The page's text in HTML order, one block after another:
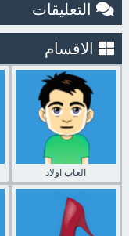
التعليقات
الاقسام
العاب اولاد